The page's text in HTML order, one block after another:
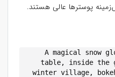
پوسترها عالی هستند.
A magical snow
table, inside the
winter village,